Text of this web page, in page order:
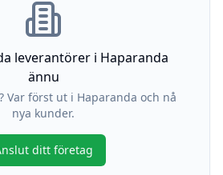
leverantörer i Haparanda
ännu
Var först ut i Haparanda och nå
nya kunder.
ditt företag